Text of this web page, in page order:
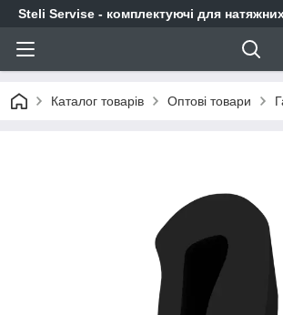
Steli Servise - комплектуючі для
Каталог товарів Оптові товари